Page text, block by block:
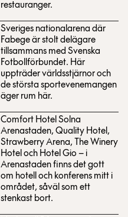
restauranger.
Sveriges nationalarena där
Fabege är stolt delägare
tillsammans med Svenska
Fotbollförbundet. Här
uppträder världsstjärnor och
de största sportevenemangen
äger rum här.
Comfort Hotel Solna
Arenastaden, Quality Hotel,
Strawberry Arena, The Winery
Hotel och Hotel Gio – i
Arenastaden finns det gott
om hotell och konferens mitt i
området, såväl som ett
stenkast bort.